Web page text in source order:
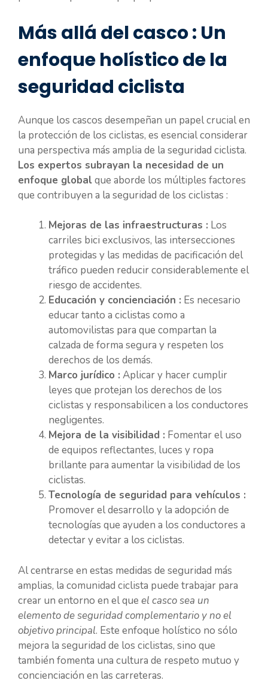
Más allá del casco : Un
enfoque holístico de la
seguridad ciclista
Aunque los cascos desempeñan un papel crucial en
la protección de los ciclistas, es esencial considerar
una perspectiva más amplia de la seguridad ciclista.
Los expertos subrayan la necesidad de un
enfoque globalque aborde los múltiples factores
que contribuyen a la seguridad de los ciclistas :
Mejoras de las infraestructuras : Los
carriles bici exclusivos, las intersecciones
protegidas y las medidas de pacificación del
tráfico pueden reducir considerablemente el
riesgo de accidentes.
Educación y concienciación : Es necesario
educar tanto a ciclistas como a
automovilistas para que compartan la
calzada de forma segura y respeten los
derechos de los demás.
Marco jurídico : Aplicar y hacer cumplir
leyes que protejan los derechos de los
ciclistas y responsabilicen a los conductores
negligentes.
Mejora de la visibilidad : Fomentar el uso
de equipos reflectantes, luces y ropa
brillante para aumentar la visibilidad de los
ciclistas.
Tecnología de seguridad para vehículos :
Promover el desarrollo y la adopción de
tecnologías que ayuden a los conductores a
detectar y evitar a los ciclistas.
Al centrarse en estas medidas de seguridad más
amplias, la comunidad ciclista puede trabajar para
crear un entorno en el que el casco sea un
elemento de seguridad complementario y no el
objetivo principal. Este enfoque holístico no sólo
mejora la seguridad de los ciclistas, sino que
también fomenta una cultura de respeto mutuo y
concienciación en las carreteras.